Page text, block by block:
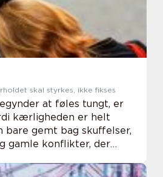
vejle når forholdet skal styrkes, ikke fikses
at føles tungt, er
kærligheden er helt
gemt bag skuffelser,
gamle konflikter, der
før de søger hjælp, sel...